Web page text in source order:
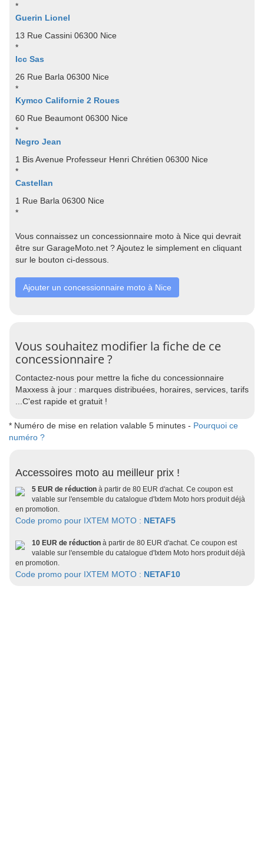
*
Guerin Lionel
13 Rue Cassini 06300 Nice
*
Icc Sas
26 Rue Barla 06300 Nice
*
Kymco Californie 2 Roues
60 Rue Beaumont 06300 Nice
*
Negro Jean
1 Bis Avenue Professeur Henri Chrétien 06300 Nice
*
Castellan
1 Rue Barla 06300 Nice
*
Vous connaissez un concessionnaire moto à Nice qui devrait
être sur GarageMoto.net ? Ajoutez le simplement en cliquant
sur le bouton ci-dessous.
Ajouter un concessionnaire moto à Nice
Vous souhaitez modifier la fiche de ce
concessionnaire ?
Contactez-nous pour mettre la fiche du concessionnaire
Maxxess à jour : marques distribuées, horaires, services, tarifs
...C'est rapide et gratuit !
* Numéro de mise en relation valable 5 minutes - Pourquoi ce
numéro ?
Accessoires moto au meilleur prix !
5 EUR de réduction à partir de 80 EUR d'achat. Ce coupon est
valable sur l'ensemble du catalogue d'Ixtem Moto hors produit déjà
en promotion.
Code promo pour IXTEM MOTO : NETAF5
10 EUR de réduction à partir de 80 EUR d'achat. Ce coupon est
valable sur l'ensemble du catalogue d'Ixtem Moto hors produit déjà
en promotion.
Code promo pour IXTEM MOTO : NETAF10